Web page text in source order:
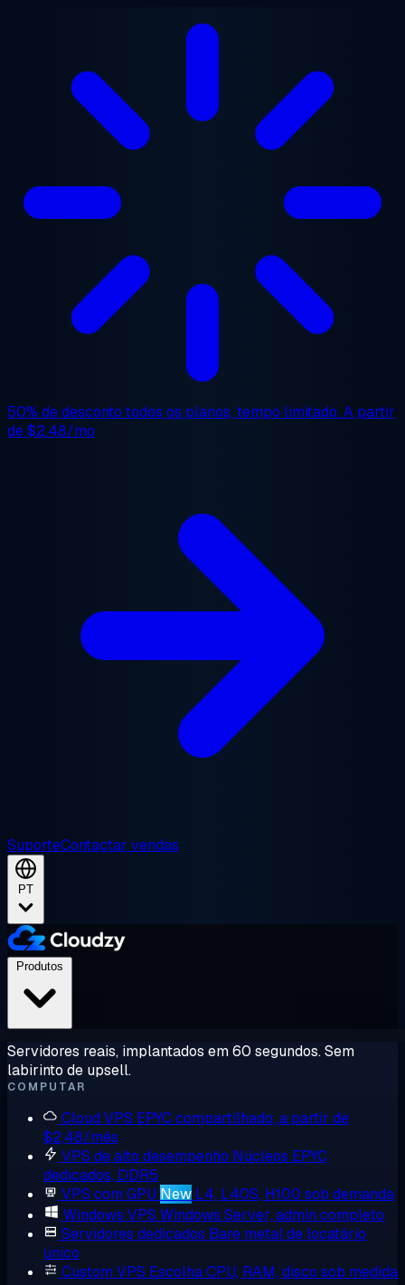
Saltar para o conteúdo principal
50% de desconto todos os planos, tempo limitado. A partir
de$2.48/mo
SuporteContactar vendas
PT
Servidores reais, implantados em 60 segundos. Sem
labirinto de upsell.
COMPUTAR
Cloud VPS EPYC compartilhado, a partir de
$2,48/mês
VPS de alto desempenho Núcleos EPYC
dedicados, DDR5
VPS com GPU New L4, L40S, H100 sob demanda
Windows VPS Windows Server, admin completo
Servidores dedicados Bare metal de locatário
único
Custom VPS Escolha CPU, RAM, disco sob medida